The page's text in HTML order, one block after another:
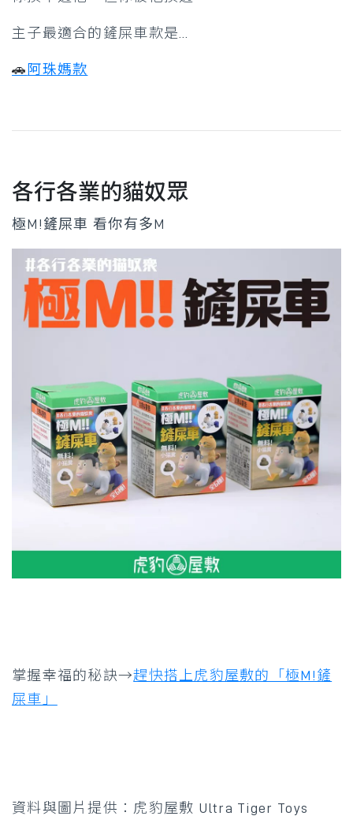
主子最適合的鏟屎車款是…
🚗 阿珠媽款
各行各業的貓奴眾
極M!鏟屎車 看你有多M
掌握幸福的秘訣→趕快搭上虎豹屋敷的「極M!鏟
屎車」
資料與圖片提供：虎豹屋敷 Ultra Tiger Toys